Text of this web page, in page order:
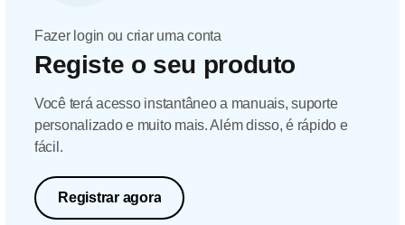
Fazer login ou criar uma conta
Registe o seu produto
Você terá acesso instantâneo a manuais, suporte
personalizado e muito mais. Além disso, é rápido e
fácil.
Registrar agora